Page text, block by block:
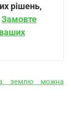
рішень,
Замовте
землю можна